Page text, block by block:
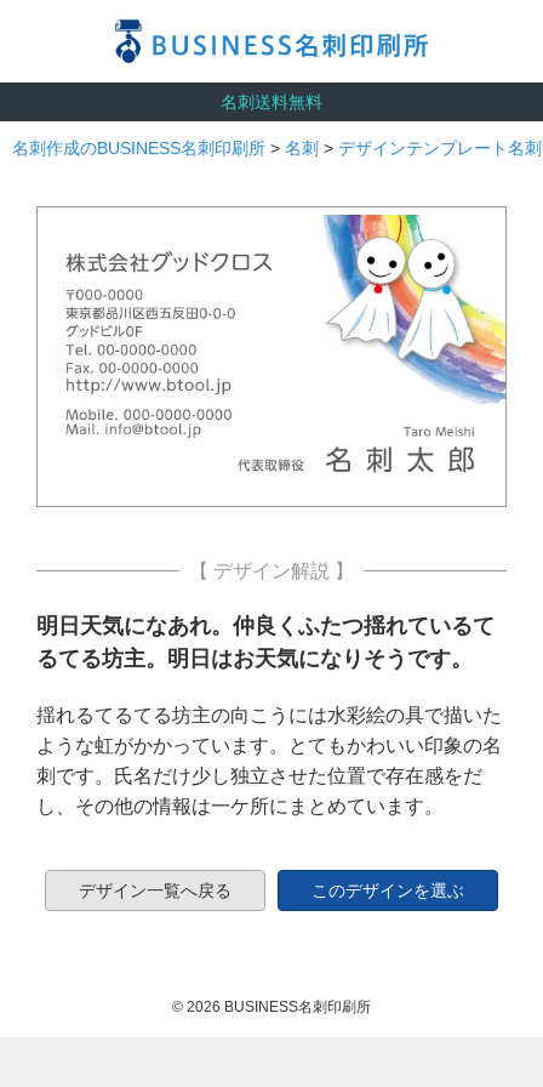
名刺送料無料
名刺作成のBUSINESS名刺印刷所 > 名刺 > デザインテンプレート名刺
【 デザイン解説 】
明日天気になあれ。仲良くふたつ揺れているて
るてる坊主。明日はお天気になりそうです。
揺れるてるてる坊主の向こうには水彩絵の具で描いた
ような虹がかかっています。とてもかわいい印象の名
刺です。氏名だけ少し独立させた位置で存在感をだ
し、その他の情報は一ケ所にまとめています。
デザイン一覧へ戻る このデザインを選ぶ
© 2026 BUSINESS名刺印刷所